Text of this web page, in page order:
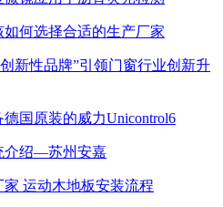
何选择合适的生产厂家
新性品牌”引领门窗行业创新升
国原装的威力Unicontrol6
介绍—苏州安嘉
运动木地板安装流程